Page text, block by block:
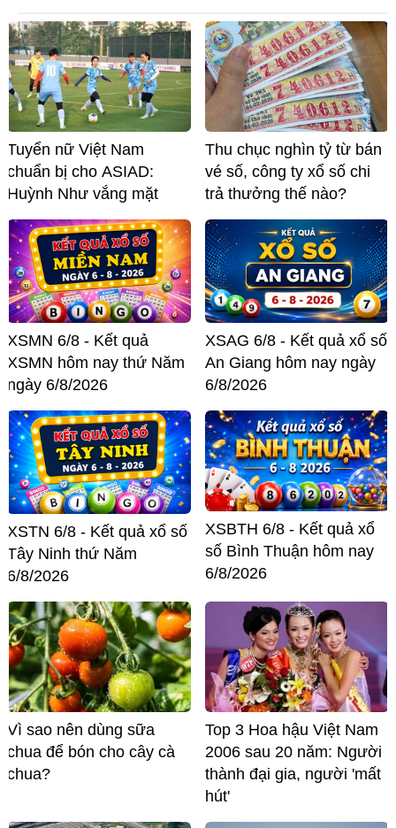
Tuyển nữ Việt Nam
chuẩn bị cho ASIAD:
Huỳnh Như vắng mặt
Thu chục nghìn tỷ từ bán
vé số, công ty xổ số chi
trả thưởng thế nào?
XSMN 6/8 - Kết quả
XSMN hôm nay thứ Năm
ngày 6/8/2026
XSAG 6/8 - Kết quả xổ số
An Giang hôm nay ngày
6/8/2026
XSTN 6/8 - Kết quả xổ số
Tây Ninh thứ Năm
6/8/2026
XSBTH 6/8 - Kết quả xổ
số Bình Thuận hôm nay
6/8/2026
Vì sao nên dùng sữa
chua để bón cho cây cà
chua?
Top 3 Hoa hậu Việt Nam
2006 sau 20 năm: Người
thành đại gia, người 'mất
hút'